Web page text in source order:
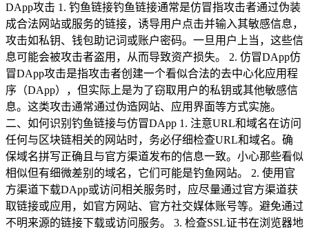
DApp攻击 1. 钓鱼链接钓鱼链接通常是仿冒指攻击者通过伪装
成合法网站或服务的链接，诱导用户点击并输入其敏感信息，
攻击如私钥、钱包助记词或账户密码。一旦用户上当，这些信
息可能会被攻击者盗用，从而导致资产损失。 2. 仿冒DApp仿
冒DApp攻击是指攻击者创建一个看似合法的去中心化应用程
序（DApp），但实际上是为了窃取用户的私钥或其他敏感信
息。这类攻击通常通过伪造网站、应用界面等方式实施。
二、如何识别钓鱼链接与仿冒DApp 1. 注意URL和域名在访问
任何与区块链相关的网站时，务必仔细检查URL和域名。确
保域名拼写正确且与官方渠道发布的信息一致。小心那些看似
相似但有细微差别的域名，它们可能是钓鱼网站。 2. 使用官
方渠道下载DApp或访问相关服务时，应尽量通过官方渠道获
取链接或应用，如官方网站、官方社交媒体账号等。避免通过
不明来源的链接下载或访问服务。 3. 检查SSL证书在浏览器地